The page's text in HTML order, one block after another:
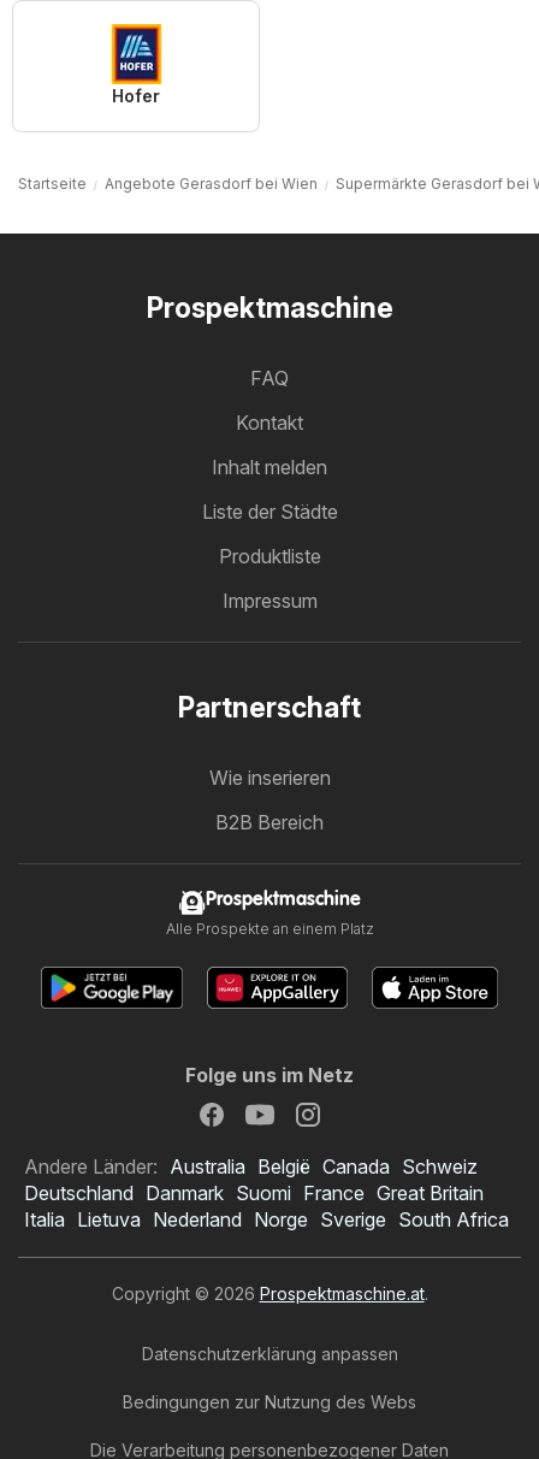
Hofer
Startseite Angebote Gerasdorf bei Wien Supermärkte Gerasdorf bei
Prospektmaschine
FAQ
Kontakt
Inhalt melden
Liste der Städte
Produktliste
Impressum
Partnerschaft
Wie inserieren
B2B Bereich
Prospektmaschine
Alle Prospekte an einem Platz
Folge uns im Netz
Andere Länder: Australia België Canada Schweiz
Deutschland Danmark Suomi France Great Britain
Italia Lietuva Nederland Norge Sverige South Africa
Copyright © 2026 Prospektmaschine.at.
Datenschutzerklärung anpassen
Bedingungen zur Nutzung des Webs
Die Verarbeitung personenbezogener Daten